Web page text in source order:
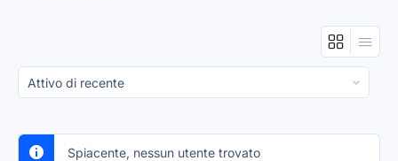
Mostra:
Spiacente, nessun utente trovato